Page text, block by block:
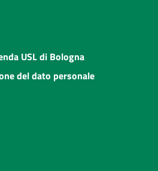
USL di Bologna
del dato personale